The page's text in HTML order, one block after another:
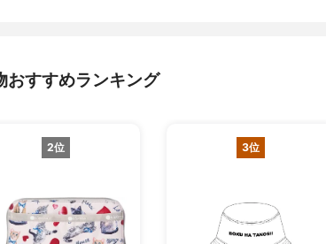
おすすめランキング
2位 3位